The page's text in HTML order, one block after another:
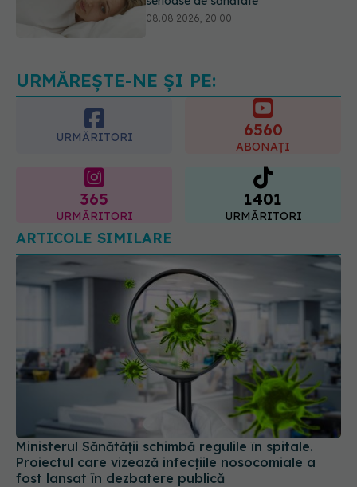
Cum folosești uleiul esențial de
rozmarin pentru a opri căderea
URMĂREȘTE-NE ȘI PE:
URMĂRITORI 6560
ABONAȚI
365
URMĂRITORI
1401
URMĂRITORI
ARTICOLE SIMILARE
Ministerul Sănătății schimbă regulile în spitale.
Proiectul care vizează infecțiile nosocomiale a
fost lansat în dezbatere publică